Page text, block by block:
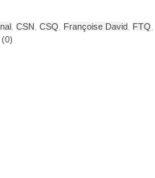
CSN CSQ Françoise David FTQ
(0)